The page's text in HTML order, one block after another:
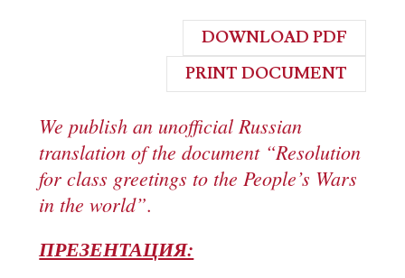
DOWNLOAD PDF
PRINT DOCUMENT
We publish an unofficial Russian
translation of the document “Resolution
for class greetings to the People’s Wars
in the world”.
ПРЕЗЕНТАЦИЯ: